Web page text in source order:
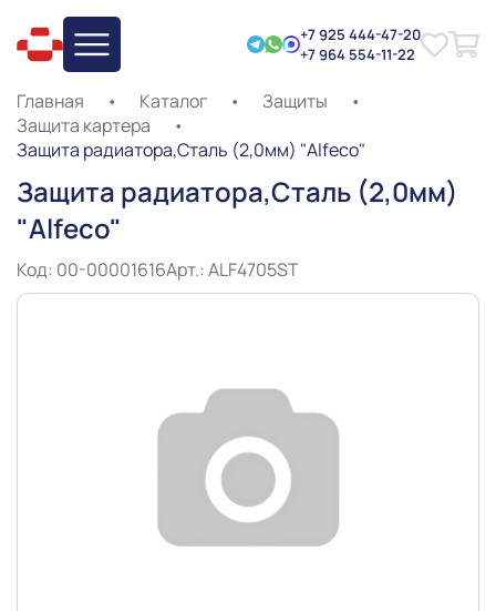
+7 925 444-47-20
+7 964 554-11-22
Главная • Каталог • Защиты
•
Защита картера
•
Защита радиатора,Сталь (2,0мм) "Alfeco"
Защита радиатора,Сталь (2,0мм)
"Alfeco"
Код: 00-00001616Арт.: ALF4705ST